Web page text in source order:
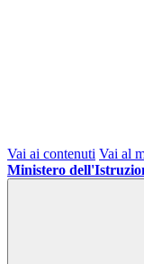
Vai ai contenuti Vai al
Ministero